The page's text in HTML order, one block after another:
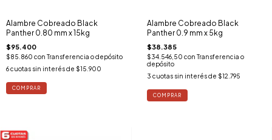
Alambre Cobreado Black
Panther 0.80 mm x 15kg
$95.400
$85.860 con Transferencia o depósito
6cuotas sin interés de $15.900
Alambre Cobreado Black
Panther 0.9 mm x 5kg
$38.385
$34.546,50 con Transferencia o
depósito
3 cuotas sin interés de $12.795